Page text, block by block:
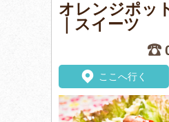
オレンジポッ
｜スイーツ
ここへ行く